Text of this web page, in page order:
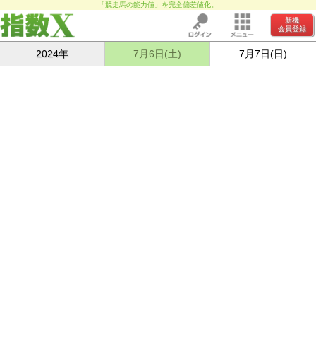
「競走馬の能力値」を完全偏差値化。
新機
会員登録
2024年 7月6日(土) 7月7日(日)